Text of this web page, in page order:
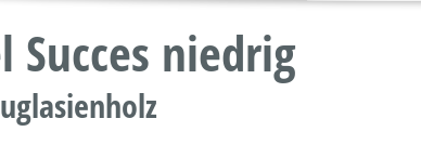
Succes niedrig